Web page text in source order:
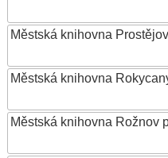
Městská knihovna Prostějov
Městská knihovna
Městská knihovna Rožnov